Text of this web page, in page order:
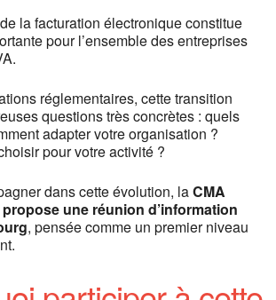
la facturation électronique constitue
pour l’ensemble des entreprises
réglementaires, cette transition
questions très concrètes : quels
adapter votre organisation ?
pour votre activité ?
dans cette évolution, laCMA
une réunion d’information
, pensée comme un premier niveau